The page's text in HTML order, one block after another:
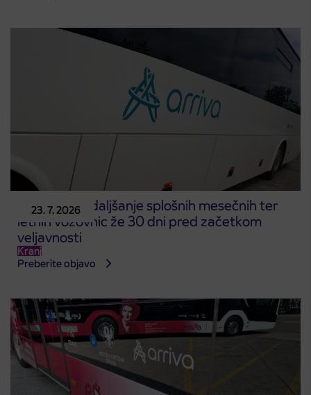
23. 7. 2026
Nakup in podaljšanje splošnih mesečnih ter
letnih vozovnic že 30 dni pred začetkom
veljavnosti
Kranj
Preberite objavo